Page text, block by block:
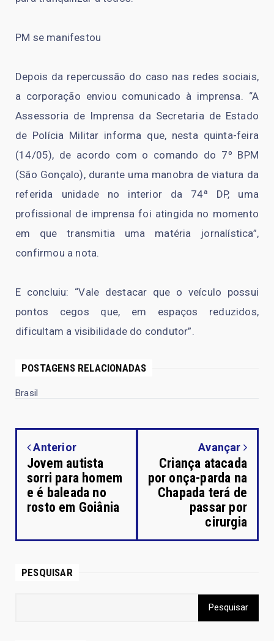
PM se manifestou
Depois da repercussão do caso nas redes sociais,
a corporação enviou comunicado à imprensa. “A
Assessoria de Imprensa da Secretaria de Estado
de Polícia Militar informa que, nesta quinta-feira
(14/05), de acordo com o comando do 7º BPM
(São Gonçalo), durante uma manobra de viatura da
referida unidade no interior da 74ª DP, uma
profissional de imprensa foi atingida no momento
em que transmitia uma matéria jornalística”,
confirmou a nota.
E concluiu: “Vale destacar que o veículo possui
pontos cegos que, em espaços reduzidos,
dificultam a visibilidade do condutor”.
POSTAGENS RELACIONADAS
Brasil
Anterior
Jovem autista
sorri para homem
e é baleada no
rosto em Goiânia
Avançar
Criança atacada
por onça-parda na
Chapada terá de
passar por
cirurgia
PESQUISAR